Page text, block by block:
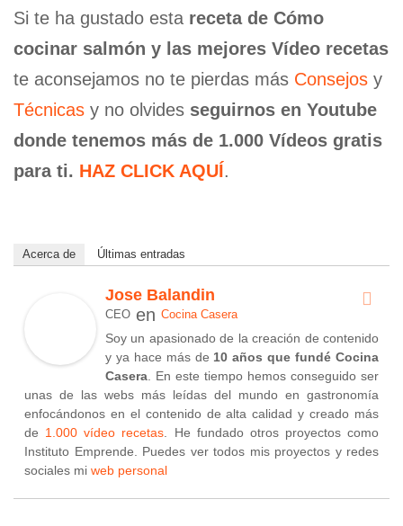
Si te ha gustado esta receta de Cómo
cocinar salmón y las mejores Vídeo recetas
te aconsejamos no te pierdas más Consejos y
Técnicas y no olvides seguirnos en Youtube
donde tenemos más de 1.000 Vídeos gratis
para ti. HAZ CLICK AQUÍ.
Acerca de Últimas entradas
Jose Balandin
CEO en Cocina Casera
Soy un apasionado de la creación de contenido
y ya hace más de 10 años que fundé Cocina
Casera. En este tiempo hemos conseguido ser
unas de las webs más leídas del mundo en gastronomía
enfocándonos en el contenido de alta calidad y creado más
de 1.000 vídeo recetas. He fundado otros proyectos como
Instituto Emprende. Puedes ver todos mis proyectos y redes
sociales mi web personal